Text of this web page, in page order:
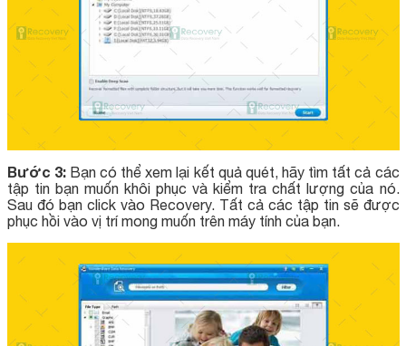
Bước 3: Bạn có thể xem lại kết quả quét, hãy tìm tất cả các
tập tin bạn muốn khôi phục và kiểm tra chất lượng của nó.
Sau đó bạn click vào Recovery. Tất cả các tập tin sẽ được
phục hồi vào vị trí mong muốn trên máy tính của bạn.